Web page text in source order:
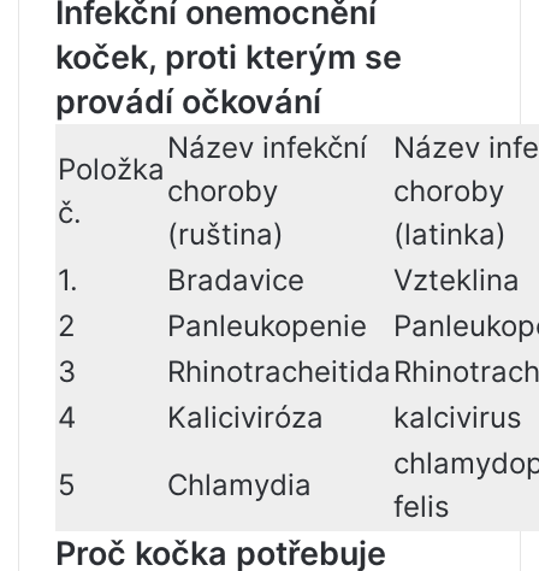
Infekční onemocnění
koček, proti kterým se
provádí očkování
Položka
č.
Název infekční
choroby
(ruština)
Název
choroby
(latinka)
1.
Bradavice
Vzteklina
2
Panleukopenie
3
Rhinotracheitida
4
Kaliciviróza
kalcivirus
5
Chlamydia
felis
Proč kočka potřebuje